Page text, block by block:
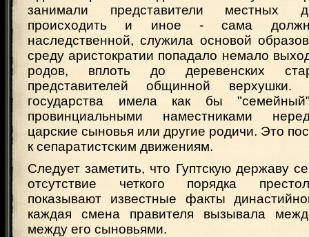
занимали представители местных
происходить и иное - сама
наследственной, служила основой
среду аристократии попадало немало
родов, вплоть до деревенских
представителей общинной верхушки.
государства имела как бы
провинциальными наместниками
царские сыновья или другие родичи. Это
к сепаратистским движениям.
Следует заметить, что Гуптскую державу
отсутствие четкого порядка
показывают известные факты
каждая смена правителя вызывала
между его сыновьями.